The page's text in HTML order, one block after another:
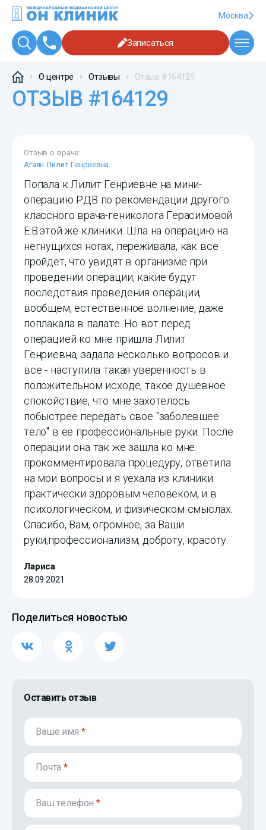
Москва
Записаться
О центре Отзывы Отзыв #164129
ОТЗЫВ #164129
Отзыв о враче:
Агаян Лилит Генриевна
Попала к Лилит Генриевне на мини-
операцию РДВ по рекомендации другого
классного врача-гениколога Герасимовой
Е.В.этой же клиники. Шла на операцию на
негнущихся ногах, переживала, как все
пройдет, что увидят в организме при
проведении операции, какие будут
последствия проведения операции,
вообщем, естественное волнение, даже
поплакала в палате. Но вот перед
операцией ко мне пришла Лилит
Генриевна, задала несколько вопросов и
все - наступила такая уверенность в
положительном исходе, такое душевное
спокойствие, что мне захотелось
побыстрее передать свое "заболевшее
тело" в ее профессиональные руки. После
операции она так же зашла ко мне.
прокомментировала процедуру, ответила
на мои вопросы и я уехала из клиники
практически здоровым человеком, и в
психологическом, и физическом смыслах.
Спасибо, Вам, огромное, за Ваши
руки,профессионализм, доброту, красоту.
Лариса
28.09.2021
Поделиться новостью
Оставить отзыв
Ваше имя *
Почта*
Ваш телефон*